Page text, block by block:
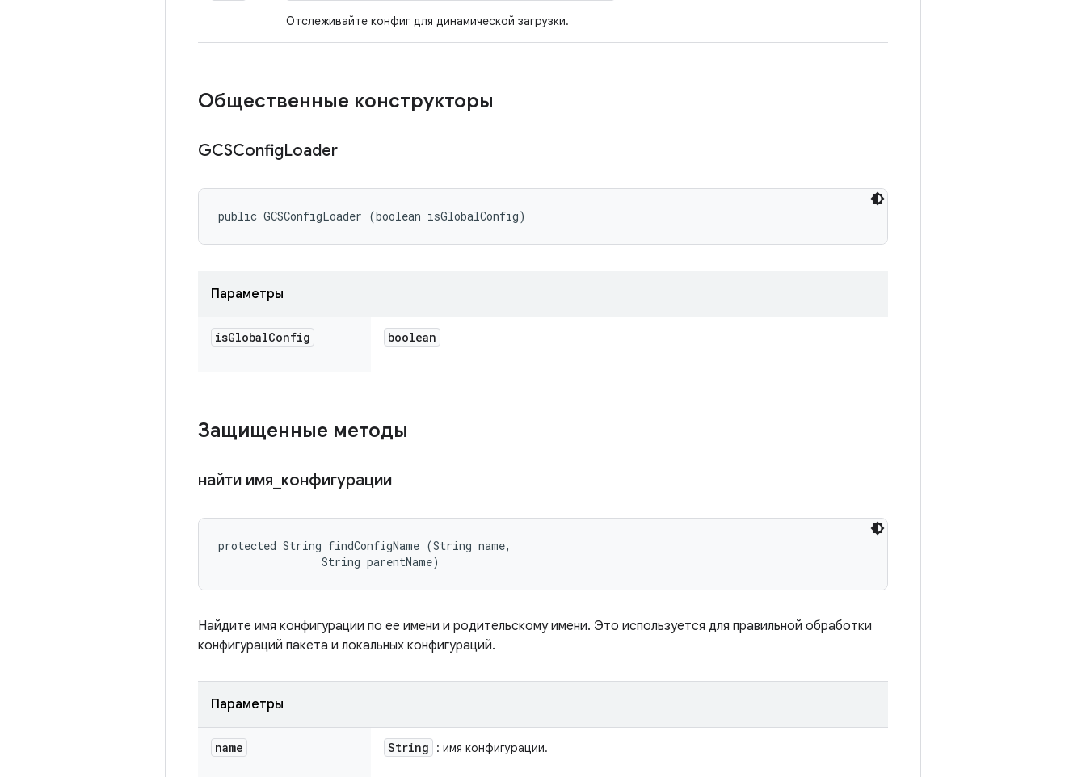
Отслеживайте конфиг для динамической загрузки.
Общественные конструкторы
GCSConfigLoader
public GCSConfigLoader (boolean isGlobalConfig)
Параметры
isGlobalConfig boolean
Защищенные методы
найти имя конфигурации
protected String findConfigName (String name,
                String parentName)
Найдите имя конфигурации по ее имени и родительскому имени. Это используется для правильной обработки
конфигураций пакета и локальных конфигураций.
Параметры
name String : имя конфигурации.